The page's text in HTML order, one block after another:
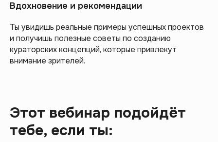
Вдохновение и рекомендации
Ты увидишь реальные примеры успешных проектов
и получишь полезные советы по созданию
кураторских концепций, которые привлекут
внимание зрителей.
Этот вебинар подойдёт
тебе, если ты: